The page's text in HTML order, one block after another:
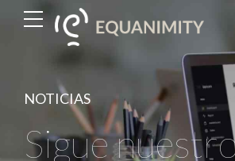
NOTICIAS
Sigue